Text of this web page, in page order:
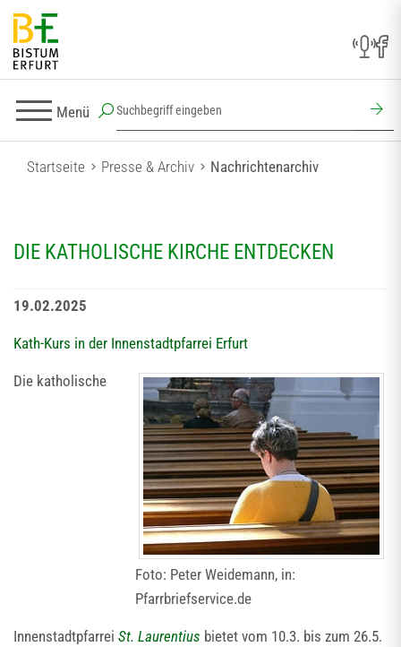
Menü
Startseite Presse & Archiv Nachrichtenarchiv
DIE KATHOLISCHE KIRCHE ENTDECKEN
19.02.2025
Kath-Kurs in der Innenstadtpfarrei Erfurt
Foto: Peter Weidemann, in:
Pfarrbriefservice.de
Die katholische
Innenstadtpfarrei St. Laurentius bietet vom 10.3. bis zum 26.5.